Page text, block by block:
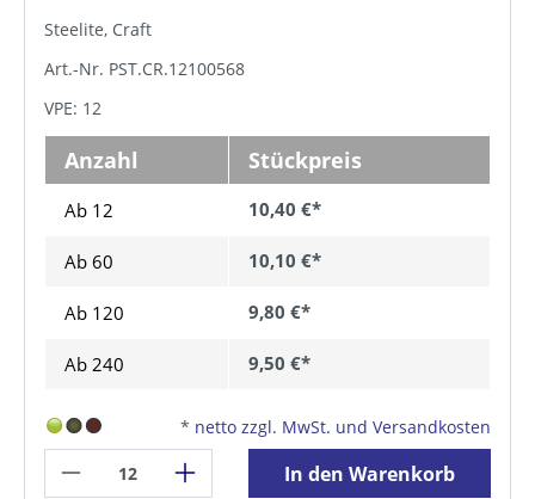
Steelite, Craft
Art.-Nr. PST.CR.12100568
VPE: 12
Anzahl Stückpreis
Ab 12 10,40 €*
Ab 60 10,10 €*
Ab 120 9,80 €*
Ab 240 9,50 €*
* netto zzgl. MwSt. und Versandkosten
In den Warenkorb